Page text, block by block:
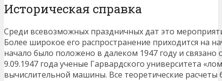
Историческая справка
Среди всевозможных праздничных дат это
Более широкое его распространение приходится на
начало было положено в далеком 1947 году и связано
9.09.1947 года ученые Гарвардского университета
вычислительной машины. Все теоретические